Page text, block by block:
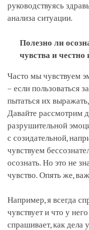
руководствуясь
анализа ситуации.
Полезно ли
чувства и
Часто мы чувствуем
– если пользоваться
пытаться их
Давайте рассмотрим
разрушительной
с созидательной,
чувствуем
осознать. Но это не
чувство. Опять же,
Например, я всегда
чувствует и что у
спрашивает, как дела